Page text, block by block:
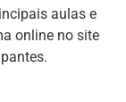
aulas e
online no site